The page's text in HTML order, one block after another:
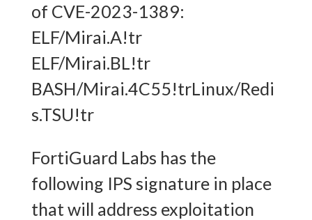
of CVE-2023-1389:
ELF/Mirai.A!tr
ELF/Mirai.BL!tr
BASH/Mirai.4C55!trLinux/Redi
s.TSU!tr
FortiGuard Labs has the
following IPS signature in place
that will address exploitation